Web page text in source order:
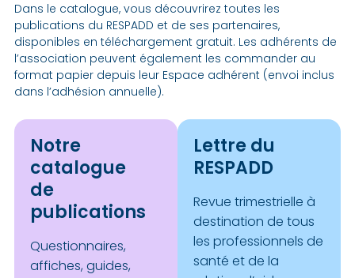
Dans le catalogue, vous découvrirez toutes les
publications du RESPADD et de ses partenaires,
disponibles en téléchargement gratuit. Les adhérents de
l’association peuvent également les commander au
format papier depuis leur Espace adhérent (envoi inclus
dans l’adhésion annuelle).
Notre
catalogue
de
publications
Questionnaires,
affiches, guides,
Lettre du
RESPADD
Revue trimestrielle à
destination de tous
les professionnels de
santé et de la